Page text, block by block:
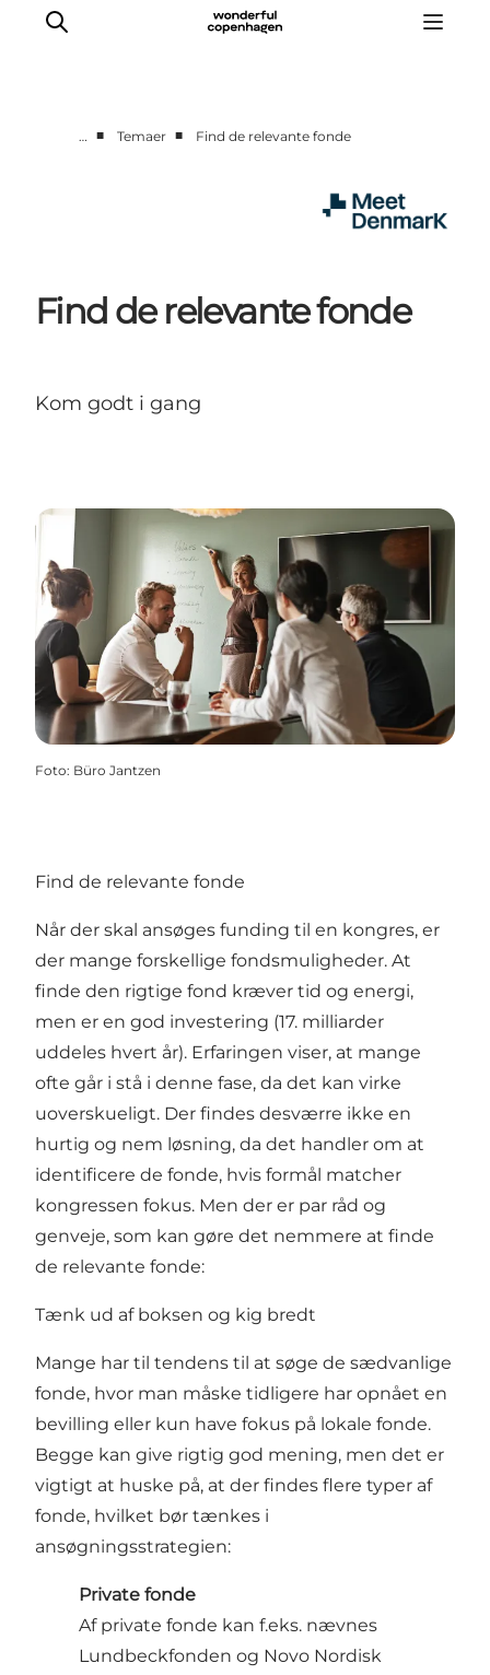
English
… ■ Temaer ■ Find de relevante fonde
Find de relevante fonde
Kom godt i gang
Foto: Büro Jantzen
Find de relevante fonde
Når der skal ansøges funding til en kongres, er
der mange forskellige fondsmuligheder. At
finde den rigtige fond kræver tid og energi,
men er en god investering (17. milliarder
uddeles hvert år). Erfaringen viser, at mange
ofte går i stå i denne fase, da det kan virke
uoverskueligt. Der findes desværre ikke en
hurtig og nem løsning, da det handler om at
identificere de fonde, hvis formål matcher
kongressen fokus. Men der er par råd og
genveje, som kan gøre det nemmere at finde
de relevante fonde:
Tænk ud af boksen og kig bredt
Mange har til tendens til at søge de sædvanlige
fonde, hvor man måske tidligere har opnået en
bevilling eller kun have fokus på lokale fonde.
Begge kan give rigtig god mening, men det er
vigtigt at huske på, at der findes flere typer af
fonde, hvilket bør tænkes i
ansøgningsstrategien:
Private fonde
Af private fonde kan f.eks. nævnes
Lundbeckfonden og Novo Nordisk